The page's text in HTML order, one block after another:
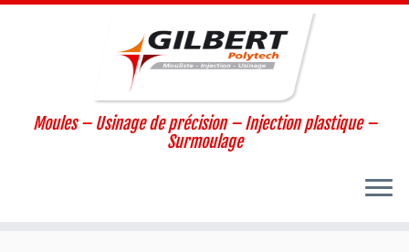
Moules – Usinage de précision – Injection plastique –
Surmoulage